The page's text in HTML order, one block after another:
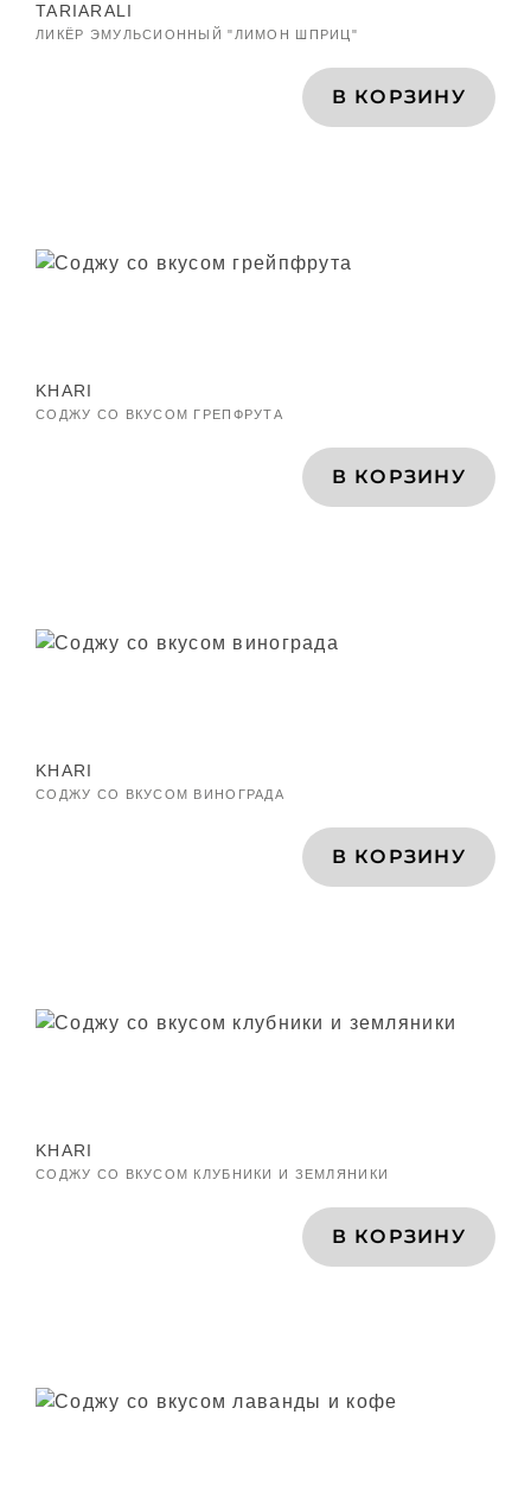
TARIARALI
ЛИКЁР ЭМУЛЬСИОННЫЙ "ЛИМОН ШПРИЦ"
В КОРЗИНУ
KHARI
СОДЖУ СО ВКУСОМ ГРЕПФРУТА
В КОРЗИНУ
KHARI
СОДЖУ СО ВКУСОМ ВИНОГРАДА
В КОРЗИНУ
KHARI
СОДЖУ СО ВКУСОМ КЛУБНИКИ И ЗЕМЛЯНИКИ
В КОРЗИНУ